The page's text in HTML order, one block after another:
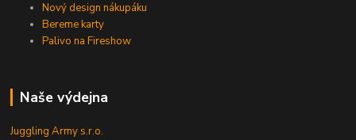
Nový design nákupáku
Bereme karty
Palivo na Fireshow
Naše výdejna
Juggling Army s.r.o.